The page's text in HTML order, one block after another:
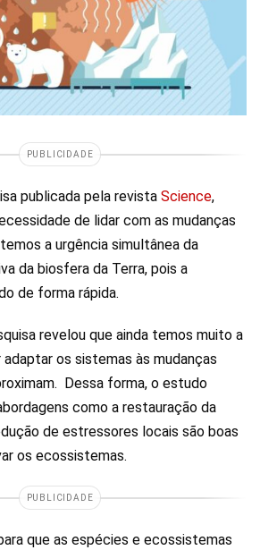
PUBLICIDADE
publicada pela revista Science,
de lidar com as mudanças
a urgência simultânea da
da biosfera da Terra, pois a
de forma rápida.
revelou que ainda temos muito a
os sistemas às mudanças
Dessa forma, o estudo
como a restauração da
de estressores locais são boas
os ecossistemas.
PUBLICIDADE
que as espécies e ecossistemas